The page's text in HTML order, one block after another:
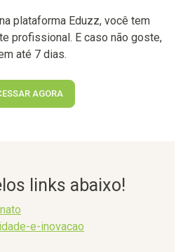
plataforma Eduzz, você tem
profissional. E caso não goste,
até 7 dias.
AGORA
links abaixo!
e-inovacao